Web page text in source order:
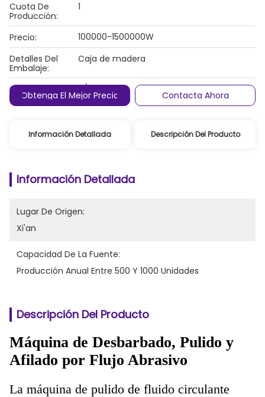
Cuota De
Producción:
1
Precio:
100000-1500000W
Detalles Del
Embalaje:
Caja de madera
Condiciones De
Pago:
T/T
Obtenga El Mejor Precio Contacta Ahora
Información Detallada Descripción Del Producto
Información Detallada
Lugar De Origen:
Xi'an
Capacidad De La Fuente:
Producción Anual Entre 500 Y 1000 Unidades
Descripción Del Producto
Máquina de Desbarbado, Pulido y
Afilado por Flujo Abrasivo
La máquina de pulido de fluido circulante